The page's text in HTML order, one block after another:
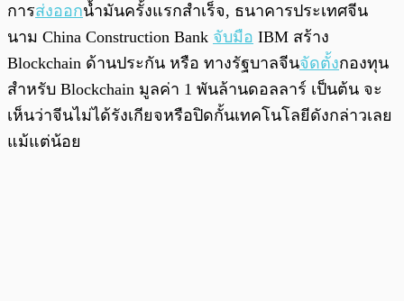
การส่งออกน้ำมันครั้งแรกสำเร็จ, ธนาคารประเทศจีน
นาม China Construction Bank จับมือ IBM สร้าง
Blockchain ด้านประกัน หรือ ทางรัฐบาลจีนจัดตั้งกองทุน
สำหรับ Blockchain มูลค่า 1 พันล้านดอลลาร์ เป็นต้น จะ
เห็นว่าจีนไม่ได้รังเกียจหรือปิดกั้นเทคโนโลยีดังกล่าวเลย
แม้แต่น้อย